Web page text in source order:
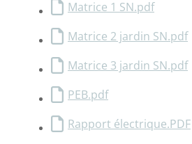
Matrice 1 SN.pdf
Matrice 2 jardin SN.pdf
Matrice 3 jardin SN.pdf
PEB.pdf
Rapport électrique.PDF